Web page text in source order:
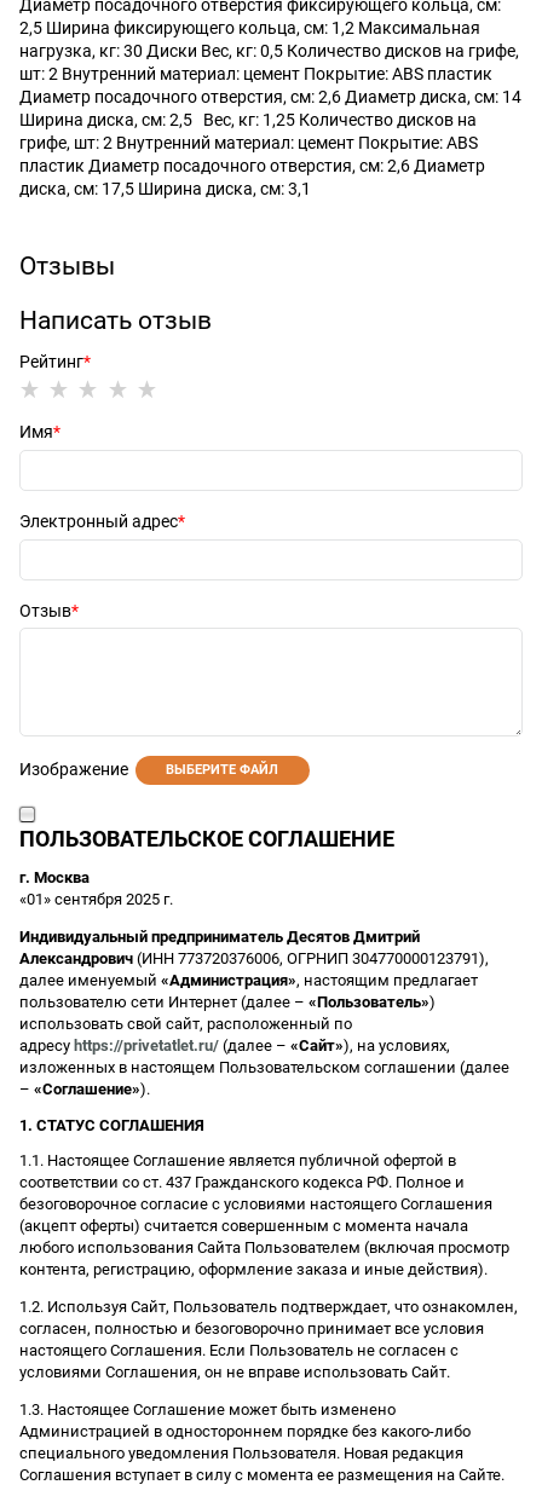
Диаметр посадочного отверстия фиксирующего кольца, см:
2,5 Ширина фиксирующего кольца, см: 1,2 Максимальная
нагрузка, кг: 30 Диски Вес, кг: 0,5 Количество дисков на грифе,
шт: 2 Внутренний материал: цемент Покрытие: ABS пластик
Диаметр посадочного отверстия, см: 2,6 Диаметр диска, см: 14
Ширина диска, см: 2,5 Вес, кг: 1,25 Количество дисков на
грифе, шт: 2 Внутренний материал: цемент Покрытие: ABS
пластик Диаметр посадочного отверстия, см: 2,6 Диаметр
диска, см: 17,5 Ширина диска, см: 3,1
Отзывы
Написать отзыв
Рейтинг
Имя
Электронный адрес
Отзыв
Изображение ВЫБЕРИТЕ ФАЙЛ
ПОЛЬЗОВАТЕЛЬСКОЕ СОГЛАШЕНИЕ
г. Москва
«01» сентября 2025 г.
Индивидуальный предприниматель Десятов Дмитрий
Александрович (ИНН 773720376006, ОГРНИП 304770000123791),
далее именуемый «Администрация», настоящим предлагает
пользователю сети Интернет (далее – «Пользователь»)
использовать свой сайт, расположенный по
адресу https://privetatlet.ru/ (далее – «Сайт»), на условиях,
изложенных в настоящем Пользовательском соглашении (далее
– «Соглашение»).
1. СТАТУС СОГЛАШЕНИЯ
1.1. Настоящее Соглашение является публичной офертой в
соответствии со ст. 437 Гражданского кодекса РФ. Полное и
безоговорочное согласие с условиями настоящего Соглашения
(акцепт оферты) считается совершенным с момента начала
любого использования Сайта Пользователем (включая просмотр
контента, регистрацию, оформление заказа и иные действия).
1.2. Используя Сайт, Пользователь подтверждает, что ознакомлен,
согласен, полностью и безоговорочно принимает все условия
настоящего Соглашения. Если Пользователь не согласен с
условиями Соглашения, он не вправе использовать Сайт.
1.3. Настоящее Соглашение может быть изменено
Администрацией в одностороннем порядке без какого-либо
специального уведомления Пользователя. Новая редакция
Соглашения вступает в силу с момента ее размещения на Сайте.